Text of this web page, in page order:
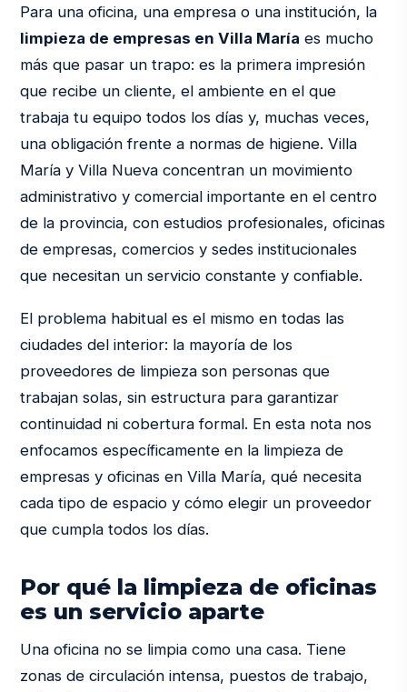
Para una oficina, una empresa o una institución, la
limpieza de empresas en Villa María es mucho
más que pasar un trapo: es la primera impresión
que recibe un cliente, el ambiente en el que
trabaja tu equipo todos los días y, muchas veces,
una obligación frente a normas de higiene. Villa
María y Villa Nueva concentran un movimiento
administrativo y comercial importante en el centro
de la provincia, con estudios profesionales, oficinas
de empresas, comercios y sedes institucionales
que necesitan un servicio constante y confiable.
El problema habitual es el mismo en todas las
ciudades del interior: la mayoría de los
proveedores de limpieza son personas que
trabajan solas, sin estructura para garantizar
continuidad ni cobertura formal. En esta nota nos
enfocamos específicamente en la limpieza de
empresas y oficinas en Villa María, qué necesita
cada tipo de espacio y cómo elegir un proveedor
que cumpla todos los días.
Por qué la limpieza de oficinas
es un servicio aparte
Una oficina no se limpia como una casa. Tiene
zonas de circulación intensa, puestos de trabajo,